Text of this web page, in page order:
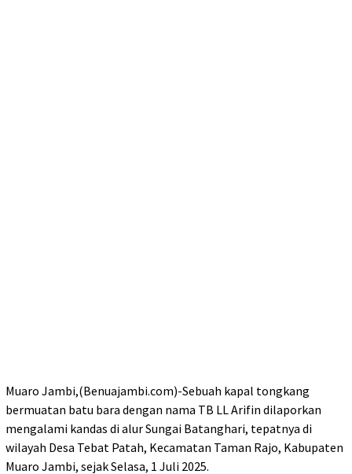
Muaro Jambi,(Benuajambi.com)-Sebuah kapal tongkang
bermuatan batu bara dengan nama TB LL Arifin dilaporkan
mengalami kandas di alur Sungai Batanghari, tepatnya di
wilayah Desa Tebat Patah, Kecamatan Taman Rajo, Kabupaten
Muaro Jambi, sejak Selasa, 1 Juli 2025.